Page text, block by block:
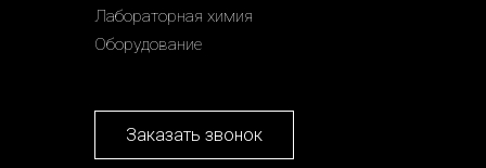
Лабораторная химия
Оборудование
Заказать звонок